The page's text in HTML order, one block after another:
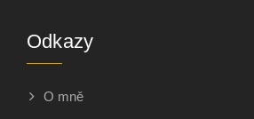
Odkazy
O mně